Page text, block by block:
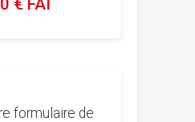
formulaire de